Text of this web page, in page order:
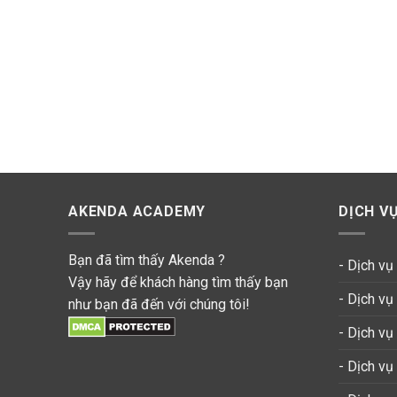
AKENDA ACADEMY
Bạn đã tìm thấy Akenda ?
Vậy hãy để khách hàng tìm thấy bạn
như bạn đã đến với chúng tôi!
DỊCH VỤ
- Dịch
- Dịch
- Dịch
- Dịch